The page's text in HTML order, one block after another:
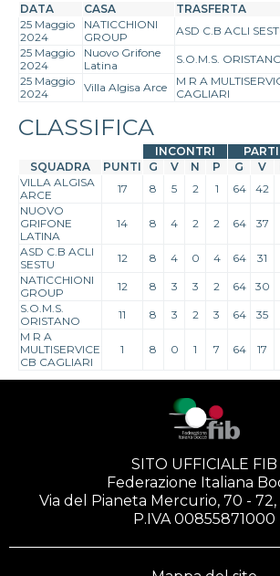
DATA CASA TRASFERTA
25 Maggio
2024
NATICCHIONI
GROUP
ASD C.B ACLI
25 Maggio
2024
Nuovo Grifone
Latina
S.O.M.S.
25 Maggio
2024
Villa Algisa Arce
M R A
CAGLIARI
CLASSIFICA
INCONTRI
SQUADRA
PUNTI G V N P G V
VILLA ALGISA
ARCE
17 8 5 2 1 64 42
NUOVO
GRIFONE
LATINA
14 8 4 2 2 64 37
ASD C.B ACLI
SESTU
12 8 4 0 4 64 31
NATICCHIONI
GROUP
12 8 3 3 2 64 30
S.O.M.S.
ORISTANO
11 8 3 2 3 64 35
M R A
MULTISERVICE
CB CAGLIARI
1 8 0 1 7 64 17
SITO UFFICIALE FIB
Federazione Italiana
Via del Pianeta Mercurio, 70 - 72,
P.IVA 00855871000